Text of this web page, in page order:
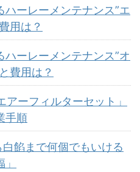
ハーレーメンテナンス”エ
用は？
ハーレーメンテナンス”オ
費用は？
アーフィルターセット」
手順
餡まで何個でもいける